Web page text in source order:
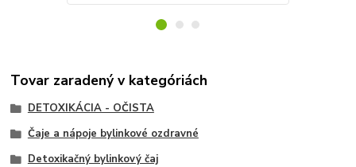
Tovar zaradený v kategóriách
DETOXIKÁCIA - OČISTA
Čaje a nápoje bylinkové ozdravné
Detoxikačný bylinkový čaj